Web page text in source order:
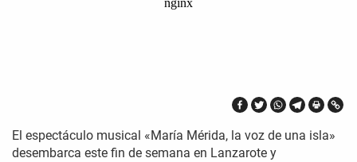
El espectáculo musical «María Mérida, la voz de una isla»
desembarca este fin de semana en Lanzarote y